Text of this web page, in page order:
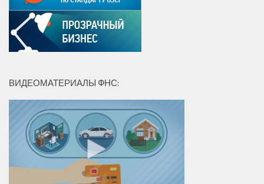
ВИДЕОМАТЕРИАЛЫ ФНС: